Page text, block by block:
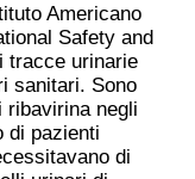
Americano
Safety and
tracce urinarie
sanitari. Sono
negli
di pazienti
di